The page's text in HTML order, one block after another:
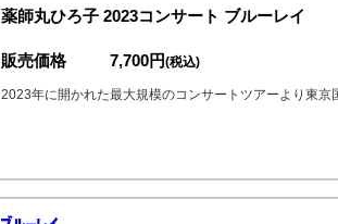
薬師丸ひろ子 2023コンサート ブルーレイ
販売価格 7,700円(税込)
2023年に開かれた最大規模のコンサートツアーより東京